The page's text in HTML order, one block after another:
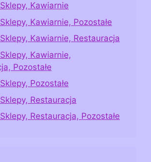
Kawiarnie
Kawiarnie, Pozostałe
Kawiarnie, Restauracja
Kawiarnie,
Pozostałe
Pozostałe
Restauracja
Restauracja, Pozostałe